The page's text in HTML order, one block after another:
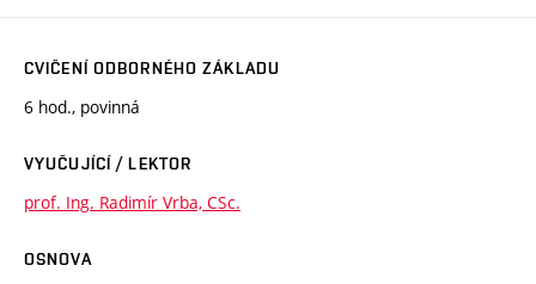
CVIČENÍ ODBORNÉHO ZÁKLADU
6 hod., povinná
VYUČUJÍCÍ / LEKTOR
prof. Ing. Radimír Vrba, CSc.
OSNOVA